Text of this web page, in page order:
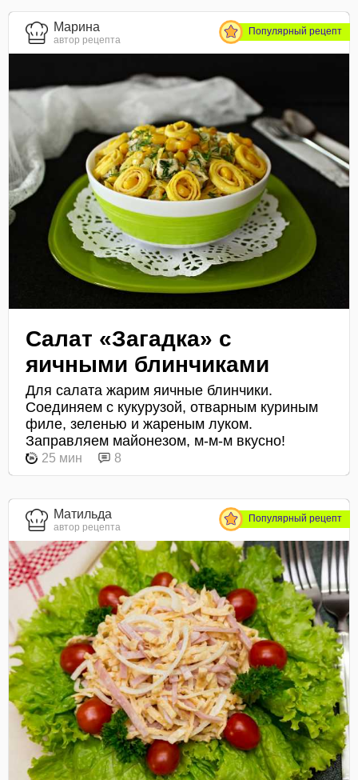
Марина
автор рецепта
Популярный рецепт
Салат «Загадка» с
яичными блинчиками
Для салата жарим яичные блинчики.
Соединяем с кукурузой, отварным куриным
филе, зеленью и жареным луком.
Заправляем майонезом, м-м-м вкусно!
25 мин 8
Матильда
автор рецепта
Популярный рецепт